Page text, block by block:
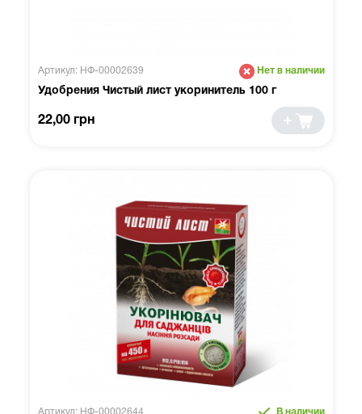
Артикул: НФ-00002639 Нет в наличии
Удобрения Чистый лист укоринитель 100 г
22,00 грн
Артикул: НФ-00002644 В наличии